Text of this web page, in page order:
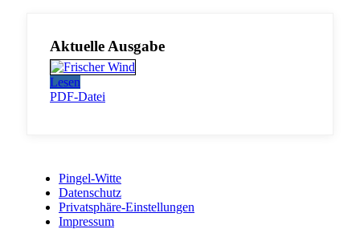
Aktuelle Ausgabe
Lesen
PDF-Datei
Pingel-Witte
Datenschutz
Privatsphäre-Einstellungen
Impressum